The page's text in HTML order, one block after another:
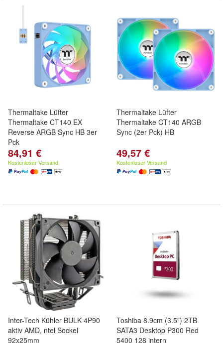
Thermaltake Lüfter
Thermaltake CT140 EX
Reverse ARGB Sync HB 3er
Pck
84,91 €
Kostenloser Versand
Thermaltake Lüfter
Thermaltake CT140 ARGB
Sync (2er Pck) HB
49,57 €
Kostenloser Versand
Inter-Tech Kühler BULK 4P90
aktiv AMD, ntel Sockel
92x25mm
Toshiba 8.9cm (3.5") 2TB
SATA3 Desktop P300 Red
5400 128 intern